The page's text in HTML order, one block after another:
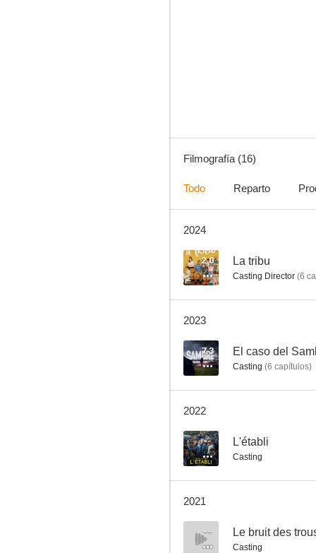
Filmografía (16)
Todo Reparto
2024
2.0 La tribu
Casting Director (6
2023
7.3 El caso del
Casting (6 capítulos)
2022
-- L'établi
Casting
2021
-- Le bruit des
Casting